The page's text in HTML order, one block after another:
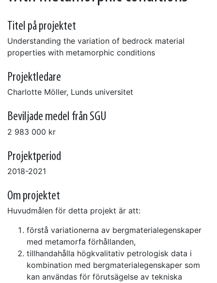
Titel på projektet
Understanding the variation of bedrock material
properties with metamorphic conditions
Projektledare
Charlotte Möller, Lunds universitet
Beviljade medel från SGU
2 983 000 kr
Projektperiod
2018-2021
Om projektet
Huvudmålen för detta projekt är att:
förstå variationerna av bergmaterialegenskaper
med metamorfa förhållanden,
tillhandahålla högkvalitativ petrologisk data i
kombination med bergmaterialegenskaper som
kan användas för förutsägelse av tekniska